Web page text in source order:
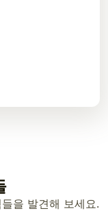
을 발견해 보세요.